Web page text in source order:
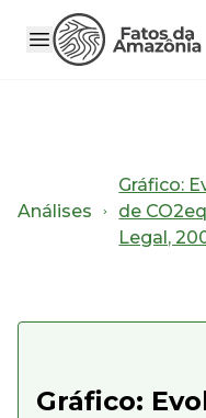
Análises
Gráfico:
de
Legal,
Gráfico: